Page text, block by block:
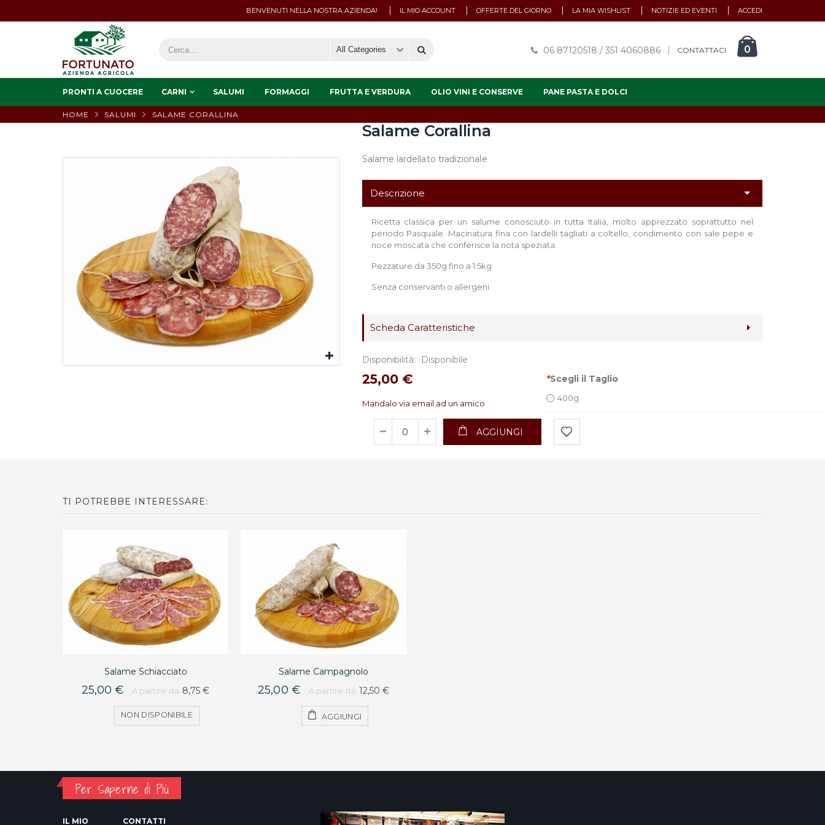
IL MIO ACCOUNT OFFERTE DEL GIORNO LA MIA WISHLIST NOTIZIE ED EVENTI ACCEDI
BENVENUTI NELLA NOSTRA AZIENDA!
06 87120518 / 351 4060886 CONTATTACI 0
PRONTI A CUOCERE CARNI SALUMI FORMAGGI FRUTTA E VERDURA OLIO VINI E CONSERVE PANE PASTA E DOLCI
HOME SALUMI SALAME CORALLINA
Salame Corallina
Salame lardellato tradizionale
Descrizione
Ricetta classica per un salume conosciuto in tutta Italia, molto apprezzato soprattutto nel
periodo Pasquale. Macinatura fina con lardelli tagliati a coltello, condimento con sale pepe e
noce moscata che conferisce la nota speziata.
Pezzature da 350g fino a 1.5kg
Senza conservanti o allergeni
Scheda Caratteristiche
Disponibilità: Disponibile
25,00 €
Mandalo via email ad un amico
*Scegli il Taglio
400g
AGGIUNGI
TI POTREBBE INTERESSARE:
Salame Schiacciato
25,00 € A partire da: 8,75 €
NON DISPONIBILE
Salame Campagnolo
25,00 € A partire da: 12,50 €
AGGIUNGI
Per Saperne di Più
IL MIO CONTATTI